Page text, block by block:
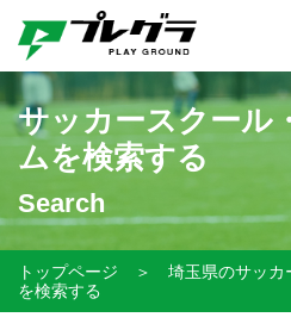
サッカースクール
ムを検索する
Search
トップページ ＞
埼玉県のサッカ
を検索する